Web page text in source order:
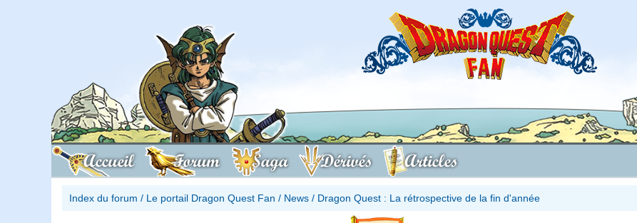
Accueil Forum Saga Dérivés Articles
Index du forum / Le portail Dragon Quest Fan / News / Dragon Quest : La rétrospective de la fin d'année